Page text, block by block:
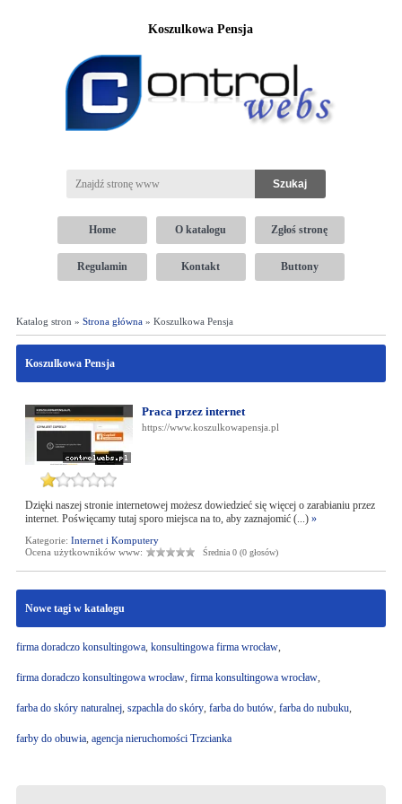
Koszulkowa Pensja
Home O katalogu Zgłoś stronę
Regulamin Kontakt Buttony
Katalog stron » Strona główna» Koszulkowa Pensja
Koszulkowa Pensja
Praca przez internet
https://www.koszulkowapensja.pl
Dzięki naszej stronie internetowej możesz dowiedzieć się więcej o zarabianiu przez
internet. Poświęcamy tutaj sporo miejsca na to, aby zaznajomić (...) »
Kategorie: Internet i Komputery
Ocena użytkowników www:
Średnia 0 (0 głosów)
Nowe tagi w katalogu
firma doradczo konsultingowa, konsultingowa firma wrocław,
firma doradczo konsultingowa wrocław, firma konsultingowa wrocław,
farba do skóry naturalnej, szpachla do skóry, farba do butów, farba do nubuku,
farby do obuwia, agencja nieruchomości Trzcianka